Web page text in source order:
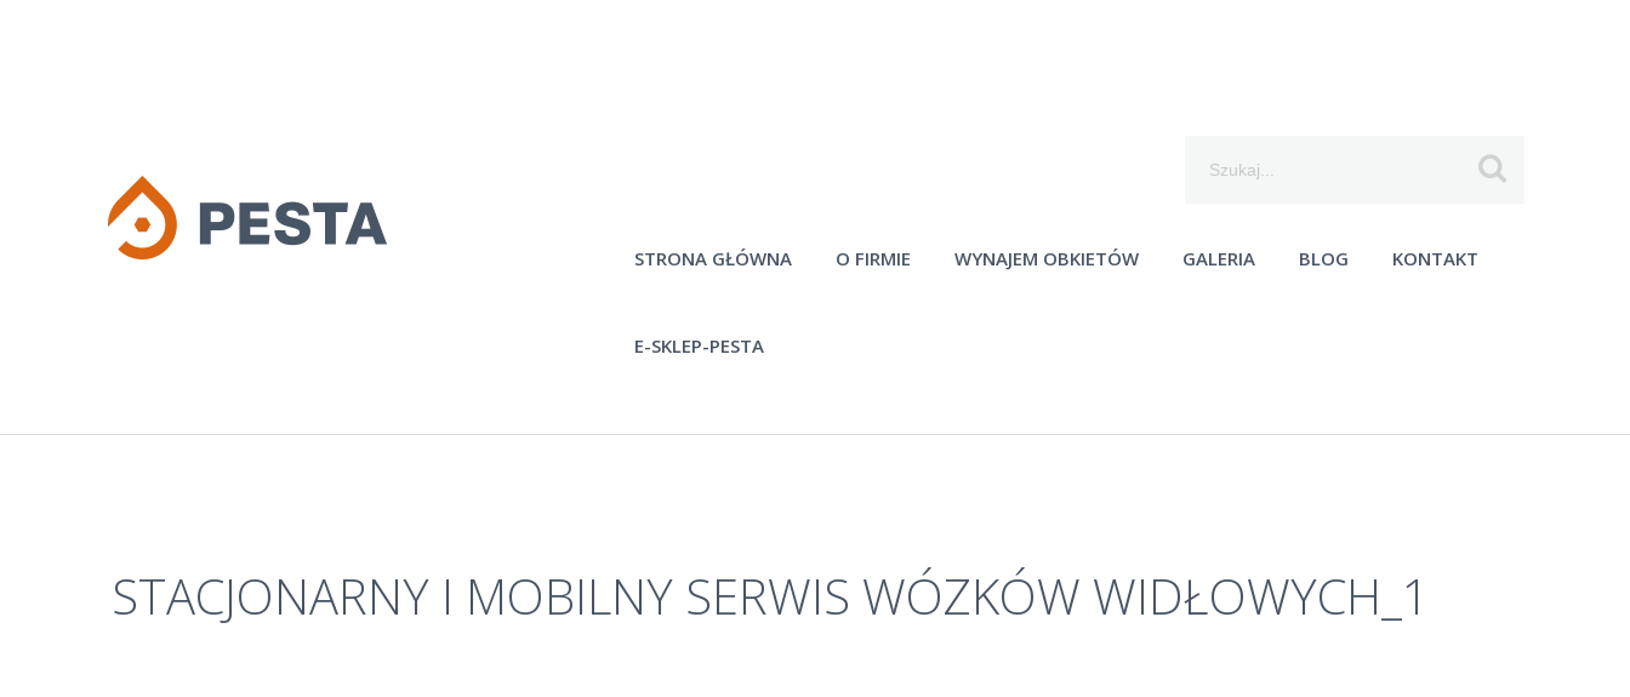
STRONA GŁÓWNA O FIRMIE
informacyjne
WYNAJEM OBKIETÓW GALERIA BLOG KONTAKT
E-SKLEP-PESTA
STACJONARNY I MOBILNY SERWIS WÓZKÓW WIDŁOWYCH_1